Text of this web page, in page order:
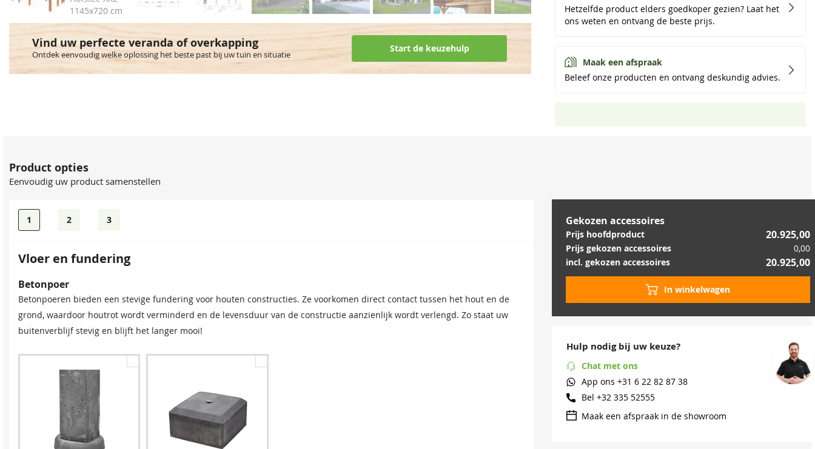
Vind uw perfecte veranda of overkapping
Ontdek eenvoudig welke oplossing het beste past bij uw tuin en situatie
Start de keuzehulp
Hetzelfde product elders goedkoper gezien? Laat het
ons weten en ontvang de beste prijs.
Maak een afspraak
Beleef onze producten en ontvang deskundig advies.
Product opties
Eenvoudig uw product samenstellen
1 2 3
Vloer en fundering
Betonpoer
Betonpoeren bieden een stevige fundering voor houten constructies. Ze voorkomen direct contact tussen het hout en de
grond, waardoor houtrot wordt verminderd en de levensduur van de constructie aanzienlijk wordt verlengd. Zo staat uw
buitenverblijf stevig en blijft het langer mooi!
Gekozen accessoires
Prijs hoofdproduct 20.925,00
Prijs gekozen accessoires 0,00
20.925,00
incl. gekozen accessoires
In winkelwagen
Hulp nodig bij uw keuze?
Bel +32 335 52555
App ons +31 6 22 82 87 38
Chat met ons
Maak een afspraak in de showroom